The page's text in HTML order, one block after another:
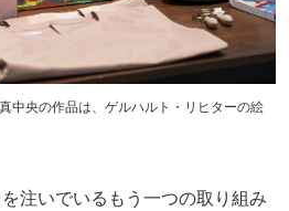
中央の作品は、ゲルハルト・リヒターの絵
注いでいるもう一つの取り組み